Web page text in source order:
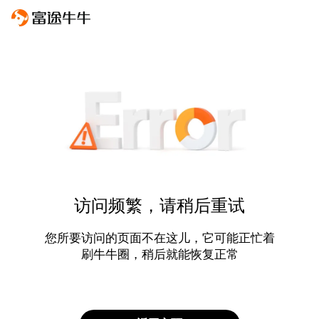
访问频繁，请稍后重试
您所要访问的页面不在这儿，它可能正忙着
刷牛牛圈，稍后就能恢复正常